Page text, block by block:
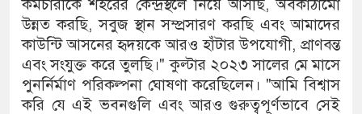
কর্মচারীকে শহরের কেন্দ্রস্থলে নিয়ে আসছি, অবকাঠামো
উন্নত করছি, সবুজ স্থান সম্প্রসারণ করছি এবং আমাদের
কাউন্টি আসনের হৃদয়কে আরও হাঁটার উপযোগী, প্রাণবন্ত
এবং সংযুক্ত করে তুলছি।" কুল্টার ২০২৩ সালের মে মাসে
পুনর্নির্মাণ পরিকল্পনা ঘোষণা করেছিলেন। "আমি বিশ্বাস
করি যে এই ভবনগুলি এবং আরও গুরুত্বপূর্ণভাবে সেই